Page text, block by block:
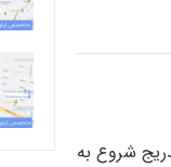
شروع به